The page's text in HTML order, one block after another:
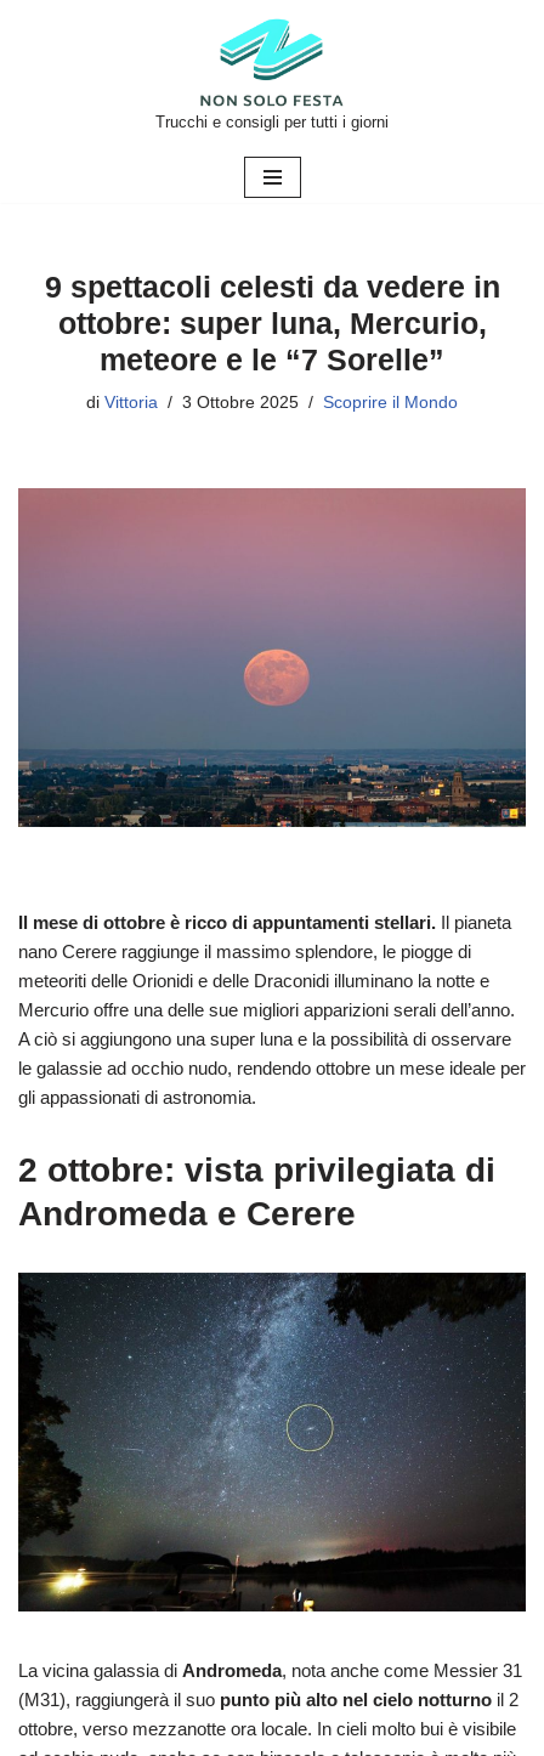
Trucchi e consigli per tutti i giorni
9 spettacoli celesti da vedere in
ottobre: super luna, Mercurio,
meteore e le “7 Sorelle”
di Vittoria 3 Ottobre 2025 Scoprire il Mondo
Il mese di ottobre è ricco di appuntamenti stellari. Il pianeta
nano Cerere raggiunge il massimo splendore, le piogge di
meteoriti delle Orionidi e delle Draconidi illuminano la notte e
Mercurio offre una delle sue migliori apparizioni serali dell’anno.
A ciò si aggiungono una super luna e la possibilità di osservare
le galassie ad occhio nudo, rendendo ottobre un mese ideale per
gli appassionati di astronomia.
2 ottobre: vista privilegiata di
Andromeda e Cerere
La vicina galassia di Andromeda, nota anche come Messier 31
(M31), raggiungerà il suo punto più alto nel cielo notturno il 2
ottobre, verso mezzanotte ora locale. In cieli molto bui è visibile